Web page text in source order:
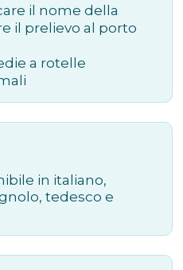
il nome della
il prelievo al porto
a rotelle
in italiano,
tedesco e